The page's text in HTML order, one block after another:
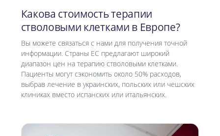
Какова стоимость терапии
стволовыми клетками в Европе?
Вы можете связаться с нами для получения точной
информации. Страны ЕС предлагают широкий
диапазон цен на терапию стволовыми клетками.
Пациенты могут сэкономить около 50% расходов,
выбрав лечение в украинских, польских или чешских
клиниках вместо испанских или итальянских.